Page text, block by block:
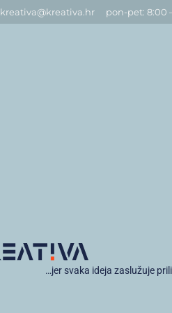
kreativa@kreativa.hr pon-pet: 8:00
…jer svaka ideja zaslužuje